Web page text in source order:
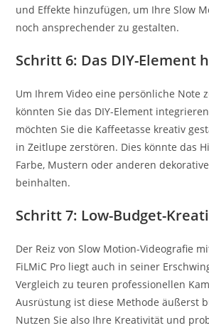
und Effekte hinzufügen, um Ihre Slow
noch ansprechender zu gestalten.
Schritt 6: Das DIY-Element
Um Ihrem Video eine persönliche Note
könnten Sie das DIY-Element
möchten Sie die Kaffeetasse kreativ
in Zeitlupe zerstören. Dies könnte das
Farbe, Mustern oder anderen
beinhalten.
Schritt 7: Low-Budget-
Der Reiz von Slow Motion-Videografie
FiLMiC Pro liegt auch in seiner
Vergleich zu teuren professionellen
Ausrüstung ist diese Methode äußerst
Nutzen Sie also Ihre Kreativität und